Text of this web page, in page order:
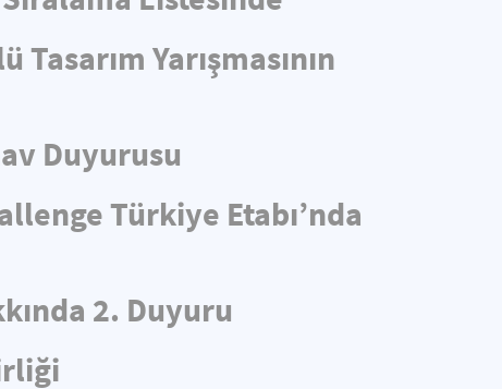
Yarışmasının
Duyurusu
Türkiye Etabı’nda
2. Duyuru